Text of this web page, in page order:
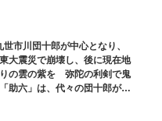
市川団十郎が中心となり、
大震災で崩壊し、後に現在地
の雲の紫を 弥陀の利剣で鬼
助六」は、代々の団十郎が伝